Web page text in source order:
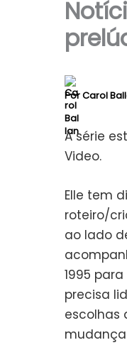
PorCarol
A série
Video.
Elle tem
roteiro/
ao lado
1995
precisa
escolhas